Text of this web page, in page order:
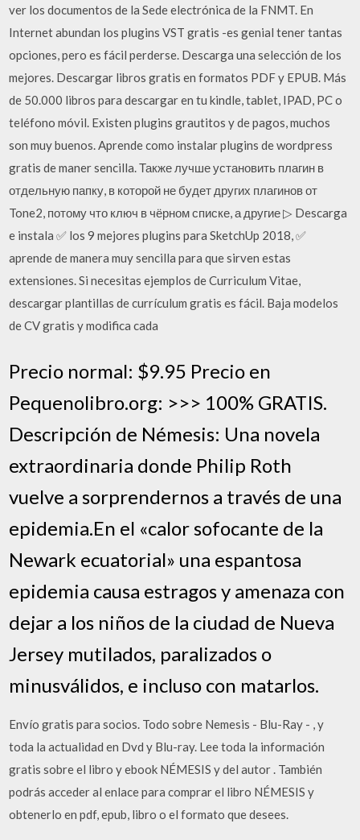
ver los documentos de la Sede electrónica de la FNMT. En
Internet abundan los plugins VST gratis -es genial tener tantas
opciones, pero es fácil perderse. Descarga una selección de los
mejores. Descargar libros gratis en formatos PDF y EPUB. Más
de 50.000 libros para descargar en tu kindle, tablet, IPAD, PC o
teléfono móvil. Existen plugins grautitos y de pagos, muchos
son muy buenos. Aprende como instalar plugins de wordpress
gratis de maner sencilla. Также лучше установить плагин в
отдельную папку, в которой не будет других плагинов от
Tone2, потому что ключ в чёрном списке, а другие ▷ Descarga
e instala ✅ los 9 mejores plugins para SketchUp 2018, ✅
aprende de manera muy sencilla para que sirven estas
extensiones. Si necesitas ejemplos de Curriculum Vitae,
descargar plantillas de currículum gratis es fácil. Baja modelos
de CV gratis y modifica cada
Precio normal: $9.95 Precio en
Pequenolibro.org: >>> 100% GRATIS.
Descripción de Némesis: Una novela
extraordinaria donde Philip Roth
vuelve a sorprendernos a través de una
epidemia.En el «calor sofocante de la
Newark ecuatorial» una espantosa
epidemia causa estragos y amenaza con
dejar a los niños de la ciudad de Nueva
Jersey mutilados, paralizados o
minusválidos, e incluso con matarlos.
Envío gratis para socios. Todo sobre Nemesis - Blu-Ray - , y
toda la actualidad en Dvd y Blu-ray. Lee toda la información
gratis sobre el libro y ebook NÉMESIS y del autor . También
podrás acceder al enlace para comprar el libro NÉMESIS y
obtenerlo en pdf, epub, libro o el formato que desees.